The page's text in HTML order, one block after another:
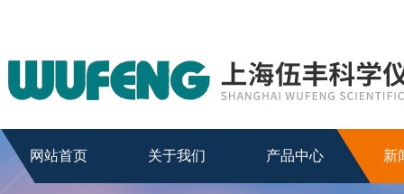
网站首页 关于我们 产品中心 新